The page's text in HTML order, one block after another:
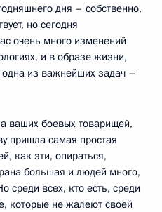
дня – собственно,
но сегодня
очень много изменений
и в образе жизни,
одна из важнейших задач –
ваших боевых товарищей,
пришла самая простая
как эти, опираться,
большая и людей много,
среди всех, кто есть, среди
которые не жалеют своей